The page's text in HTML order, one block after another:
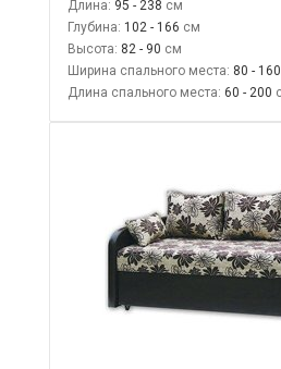
Длина: 95 - 238
Глубина: 102 - 166
Высота: 82 - 90
Ширина спального места: 80 - 160
Длина спального места: 60 - 200